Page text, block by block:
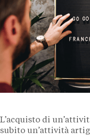
L’acquisto di
subito un’attività